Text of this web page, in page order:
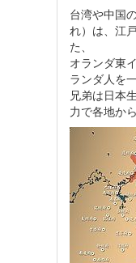
台湾や中国
れ）は、江
た、
オランダ東
ランダ人を
兄弟は日本
力で各地か